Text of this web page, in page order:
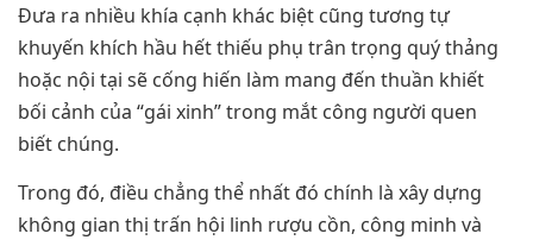
Đưa ra nhiều khía cạnh khác biệt cũng tương tự
khuyến khích hầu hết thiếu phụ trân trọng quý thảng
hoặc nội tại sẽ cống hiến làm mang đến thuần khiết
bối cảnh của “gái xinh” trong mắt công người quen
biết chúng.
Trong đó, điều chẳng thể nhất đó chính là xây dựng
không gian thị trấn hội linh rượu cồn, công minh và